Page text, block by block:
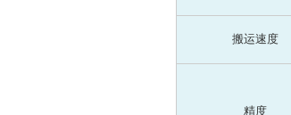
搬运速度
精度